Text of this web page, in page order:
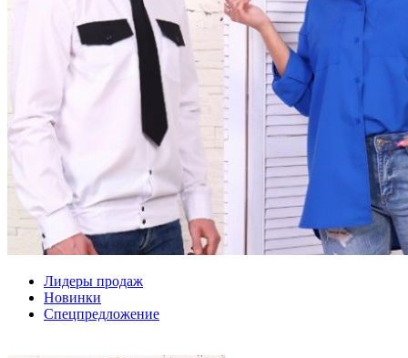
Лидеры продаж
Новинки
Спецпредложение